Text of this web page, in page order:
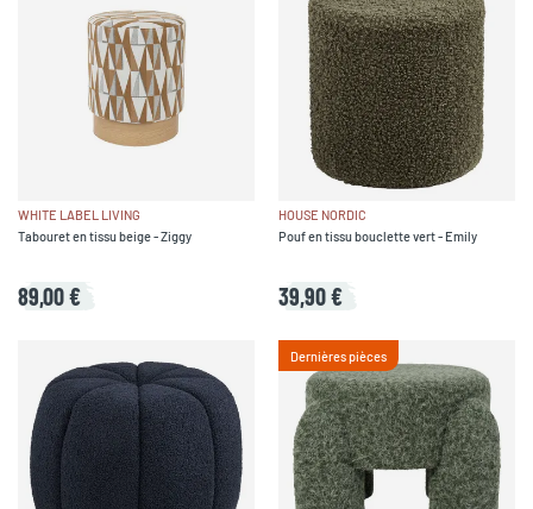
WHITE LABEL LIVING
Tabouret en tissu beige - Ziggy
89,00 €
HOUSE NORDIC
Pouf en tissu bouclette vert - Emily
39,90 €
Dernières pièces